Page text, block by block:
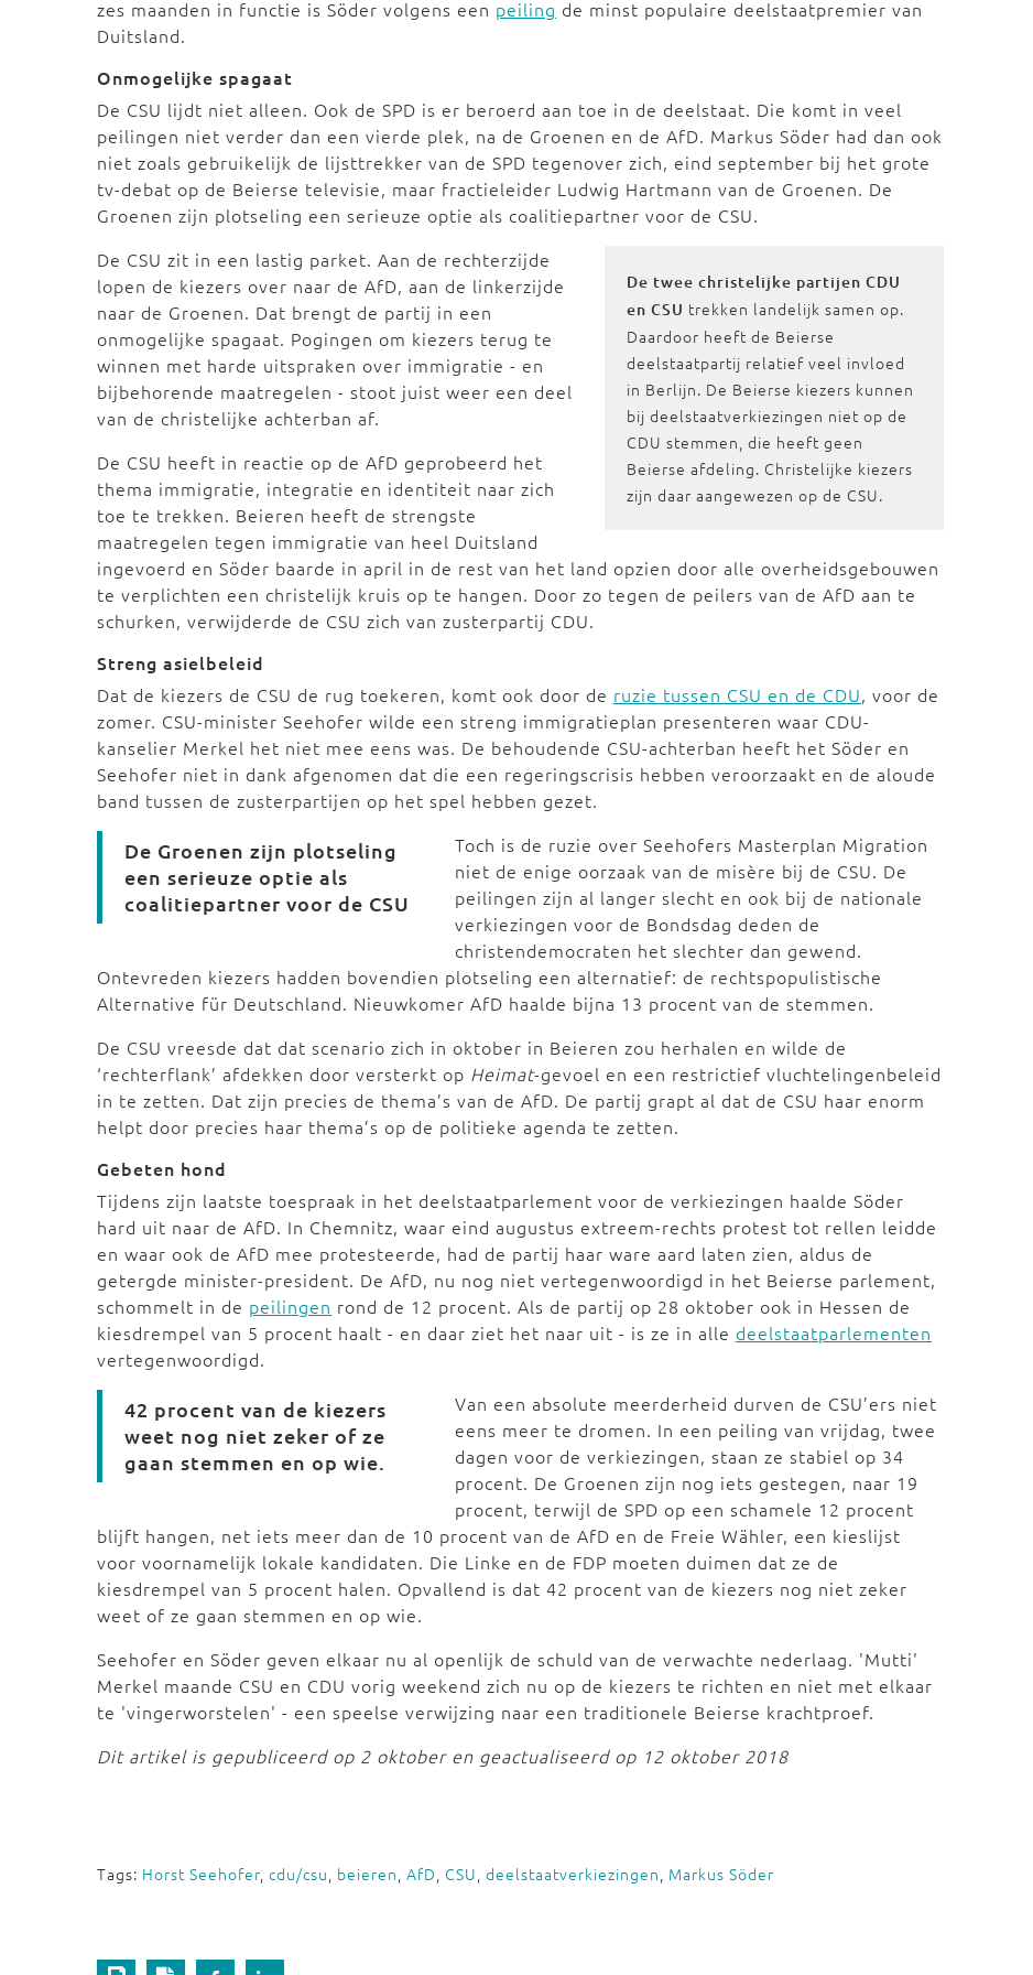
zes maanden in functie is Söder volgens een peiling de minst populaire deelstaatpremier van
Duitsland.
Onmogelijke spagaat
De CSU lijdt niet alleen. Ook de SPD is er beroerd aan toe in de deelstaat. Die komt in veel
peilingen niet verder dan een vierde plek, na de Groenen en de AfD. Markus Söder had dan ook
niet zoals gebruikelijk de lijsttrekker van de SPD tegenover zich, eind september bij het grote
tv-debat op de Beierse televisie, maar fractieleider Ludwig Hartmann van de Groenen. De
Groenen zijn plotseling een serieuze optie als coalitiepartner voor de CSU.
De twee christelijke partijen CDU
en CSU trekken landelijk samen op.
Daardoor heeft de Beierse
deelstaatpartij relatief veel invloed
in Berlijn. De Beierse kiezers kunnen
bij deelstaatverkiezingen niet op de
CDU stemmen, die heeft geen
Beierse afdeling. Christelijke kiezers
zijn daar aangewezen op de CSU.
De CSU zit in een lastig parket. Aan de rechterzijde
lopen de kiezers over naar de AfD, aan de linkerzijde
naar de Groenen. Dat brengt de partij in een
onmogelijke spagaat. Pogingen om kiezers terug te
winnen met harde uitspraken over immigratie - en
bijbehorende maatregelen - stoot juist weer een deel
van de christelijke achterban af.
De CSU heeft in reactie op de AfD geprobeerd het
thema immigratie, integratie en identiteit naar zich
toe te trekken. Beieren heeft de strengste
maatregelen tegen immigratie van heel Duitsland
ingevoerd en Söder baarde in april in de rest van het land opzien door alle overheidsgebouwen
te verplichten een christelijk kruis op te hangen. Door zo tegen de peilers van de AfD aan te
schurken, verwijderde de CSU zich van zusterpartij CDU.
Streng asielbeleid
Dat de kiezers de CSU de rug toekeren, komt ook door de ruzie tussen CSU en de CDU, voor de
zomer. CSU-minister Seehofer wilde een streng immigratieplan presenteren waar CDU-
kanselier Merkel het niet mee eens was. De behoudende CSU-achterban heeft het Söder en
Seehofer niet in dank afgenomen dat die een regeringscrisis hebben veroorzaakt en de aloude
band tussen de zusterpartijen op het spel hebben gezet.
De Groenen zijn plotseling
een serieuze optie als
coalitiepartner voor de CSU
Toch is de ruzie over Seehofers Masterplan Migration
niet de enige oorzaak van de misère bij de CSU. De
peilingen zijn al langer slecht en ook bij de nationale
verkiezingen voor de Bondsdag deden de
christendemocraten het slechter dan gewend.
Ontevreden kiezers hadden bovendien plotseling een alternatief: de rechtspopulistische
Alternative für Deutschland. Nieuwkomer AfD haalde bijna 13 procent van de stemmen.
De CSU vreesde dat dat scenario zich in oktober in Beieren zou herhalen en wilde de
‘rechterflank’ afdekken door versterkt op Heimat-gevoel en een restrictief vluchtelingenbeleid
in te zetten. Dat zijn precies de thema’s van de AfD. De partij grapt al dat de CSU haar enorm
helpt door precies haar thema’s op de politieke agenda te zetten.
Gebeten hond
Tijdens zijn laatste toespraak in het deelstaatparlement voor de verkiezingen haalde Söder
hard uit naar de AfD. In Chemnitz, waar eind augustus extreem-rechts protest tot rellen leidde
en waar ook de AfD mee protesteerde, had de partij haar ware aard laten zien, aldus de
getergde minister-president. De AfD, nu nog niet vertegenwoordigd in het Beierse parlement,
schommelt in de peilingen rond de 12 procent. Als de partij op 28 oktober ook in Hessen de
kiesdrempel van 5 procent haalt - en daar ziet het naar uit - is ze in alle deelstaatparlementen
vertegenwoordigd.
42 procent van de kiezers
weet nog niet zeker of ze
gaan stemmen en op wie.
Van een absolute meerderheid durven de CSU’ers niet
eens meer te dromen. In een peiling van vrijdag, twee
dagen voor de verkiezingen, staan ze stabiel op 34
procent. De Groenen zijn nog iets gestegen, naar 19
procent, terwijl de SPD op een schamele 12 procent
blijft hangen, net iets meer dan de 10 procent van de AfD en de Freie Wähler, een kieslijst
voor voornamelijk lokale kandidaten. Die Linke en de FDP moeten duimen dat ze de
kiesdrempel van 5 procent halen. Opvallend is dat 42 procent van de kiezers nog niet zeker
weet of ze gaan stemmen en op wie.
Seehofer en Söder geven elkaar nu al openlijk de schuld van de verwachte nederlaag. 'Mutti'
Merkel maande CSU en CDU vorig weekend zich nu op de kiezers te richten en niet met elkaar
te 'vingerworstelen' - een speelse verwijzing naar een traditionele Beierse krachtproef.
Dit artikel is gepubliceerd op 2 oktober en geactualiseerd op 12 oktober 2018
Tags: Horst Seehofer, cdu/csu, beieren, AfD, CSU, deelstaatverkiezingen, Markus Söder